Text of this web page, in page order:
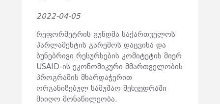
2022-04-05
რეფორმეტრის გუნდმა საქართველოს
პარლამენტის გარემოს დაცვისა და
ბუნებრივი რესურსების კომიტეტის მიერ
USAID-ის ეკონომიკური მმართველობის
პროგრამის მხარდაჭერით
ორგანიზებულ სამუშაო შეხვედრაში
მიიღო მონაწილეობა.